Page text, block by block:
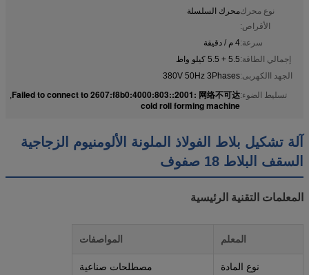
نوع محرك
الأقراص:
محرك السلسلة
سرعة:4 م / دقيقة
إجمالي الطاقة:5.5 + 5.5 كيلو واط
الجهد االكهربى:380V 50Hz 3Phases
تسليط الضوء:Failed to connect to 2607:f8b0:4000:803::2001: 网络不可达
,
cold roll forming machine
آلة تشكيل بلاط الفولاذ الملونة الألومنيوم الزجاجية
السقف البلاط 18 صفوف
المعلمات التقنية الرئيسية
المعلم المواصفات
نوع المادة مصطلحات صناعية